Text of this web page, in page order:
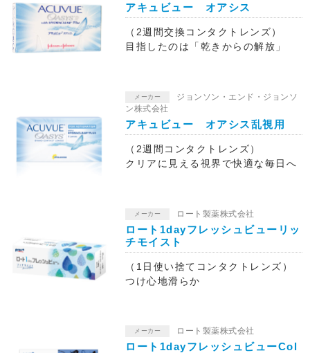
アキュビュー オアシス
（2週間交換コンタクトレンズ）
目指したのは「乾きからの解放」
メーカー
ジョンソン・エンド・ジョンソ
ン株式会社
アキュビュー オアシス乱視用
（2週間コンタクトレンズ）
クリアに見える視界で快適な毎日へ
メーカー ロート製薬株式会社
ロート1dayフレッシュビューリッ
チモイスト
（1日使い捨てコンタクトレンズ）
つけ心地滑らか
メーカー ロート製薬株式会社
ロート1dayフレッシュビューCol